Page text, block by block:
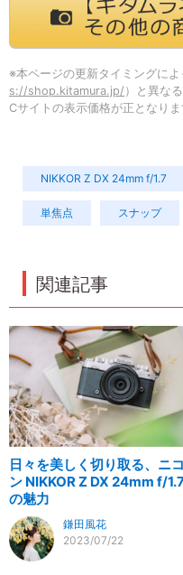
※本ページの更新タイミングに
s://shop.kitamura.jp/ ）と異な
Cサイトの表示価格が正となりま
NIKKOR Z DX 24mm f/1.7
単焦点 スナップ
関連記事
日々を美しく切り取る、ニコ
ン NIKKOR Z DX 24mm f/
の魅力
鎌田風花
2023/07/22